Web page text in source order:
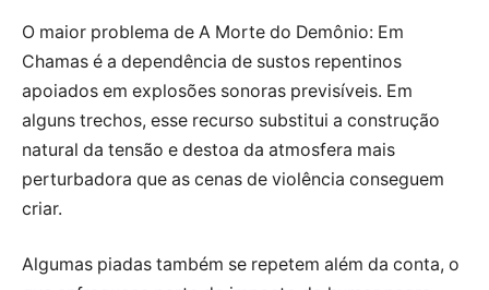
O maior problema de A Morte do Demônio: Em
Chamas é a dependência de sustos repentinos
apoiados em explosões sonoras previsíveis. Em
alguns trechos, esse recurso substitui a construção
natural da tensão e destoa da atmosfera mais
perturbadora que as cenas de violência conseguem
criar.
Algumas piadas também se repetem além da conta, o